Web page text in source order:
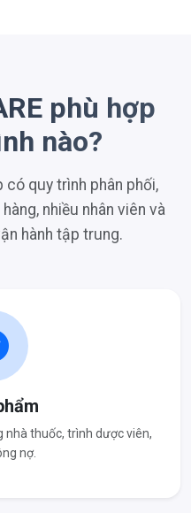
phù hợp
nào?
có quy trình phân phối,
nhiều nhân viên và
hành tập trung.
nhà thuốc, trình dược viên,
nợ.